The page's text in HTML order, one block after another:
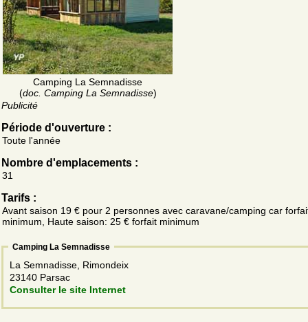
Camping La Semnadisse
(doc. Camping La Semnadisse)
Publicité
Période d'ouverture :
Toute l'année
Nombre d'emplacements :
31
Tarifs :
Avant saison 19 € pour 2 personnes avec caravane/camping car
minimum, Haute saison: 25 € forfait minimum
Camping La Semnadisse
La Semnadisse, Rimondeix
23140 Parsac
Consulter le site Internet